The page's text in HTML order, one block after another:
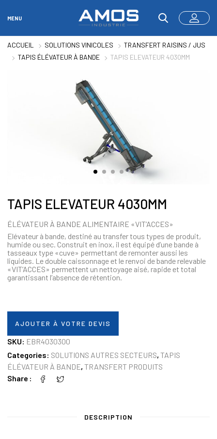
MENU
ACCUEIL SOLUTIONS VINICOLES
TRANSFERT RAISINS / JUS
TAPIS ÉLÉVATEUR À BANDE
TAPIS ELEVATEUR 4030MM
TAPIS ELEVATEUR 4030MM
ÉLÉVATEUR À BANDE ALIMENTAIRE «VIT’ACCES»
Elévateur à bande, destiné au transfer tous types de produit,
humide ou sec. Construit en inox, il est équipé d’une bande à
tasseaux type «cuve» permettant de remonter aussi les
liquides. Le double caissonnage et le renvoi de bande relevable
«VIT’ACCES» permettent un nettoyage aisé, rapide et total
garantissant l’absence de rétention.
AJOUTER À VOTRE DEVIS
SKU: EBR4030300
Categories: SOLUTIONS AUTRES SECTEURS, TAPIS
ÉLÉVATEUR À BANDE, TRANSFERT PRODUITS
Share
DESCRIPTION